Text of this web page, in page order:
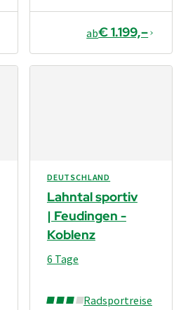
ab€ 1.199,–
DEUTSCHLAND
Lahntal sportiv
| Feudingen -
Koblenz
Radsportreise
6 Tage